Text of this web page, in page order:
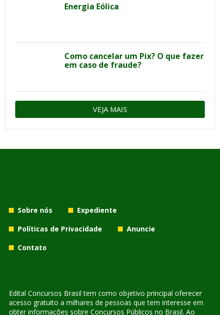
Energia Eólica
Como cancelar um Pix? O que fazer
em caso de fraude?
VEJA MAIS
Sobre nós
Expediente
Políticas de Privacidade
Anuncie
Contato
Edital Concursos Brasil tem como objetivo principal oferecer
acesso gratuito a milhares de pessoas que tem interesse em
obter informações sobre Concursos Públicos no Brasil. Ao